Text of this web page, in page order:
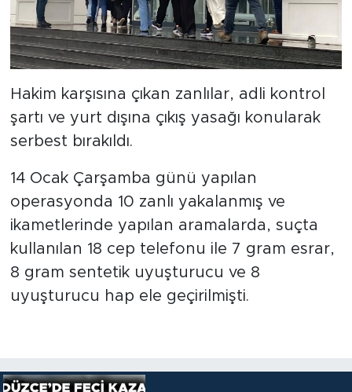
Hakim karşısına çıkan zanlılar, adli kontrol
şartı ve yurt dışına çıkış yasağı konularak
serbest bırakıldı.
14 Ocak Çarşamba günü yapılan
operasyonda 10 zanlı yakalanmış ve
ikametlerinde yapılan aramalarda, suçta
kullanılan 18 cep telefonu ile 7 gram esrar,
8 gram sentetik uyuşturucu ve 8
uyuşturucu hap ele geçirilmişti.